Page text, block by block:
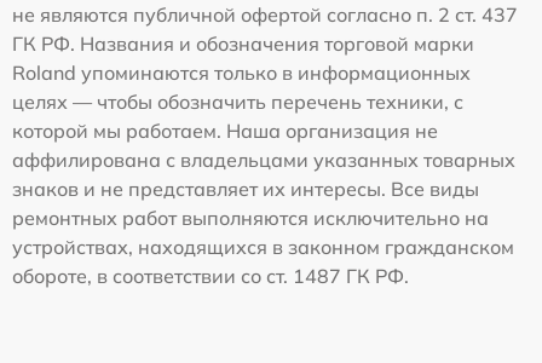
не являются публичной офертой согласно п. 2 ст. 437
ГК РФ. Названия и обозначения торговой марки
Roland упоминаются только в информационных
целях — чтобы обозначить перечень техники, с
которой мы работаем. Наша организация не
аффилирована с владельцами указанных товарных
знаков и не представляет их интересы. Все виды
ремонтных работ выполняются исключительно на
устройствах, находящихся в законном гражданском
обороте, в соответствии со ст. 1487 ГК РФ.